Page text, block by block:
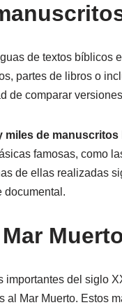
de textos bíblicos
partes de libros o
de comparar
miles de
famosas, como
de ellas realizadas
documental.
importantes del siglo
al Mar Muerto. Estos